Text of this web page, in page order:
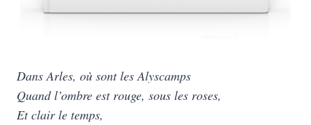
Dans Arles, où sont les Alyscamps
Quand l’ombre est rouge, sous les roses,
Et clair le temps,